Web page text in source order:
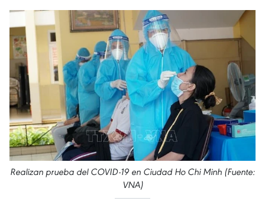
Realizan prueba del COVID-19 en Ciudad Ho Chi Minh (Fuente:
VNA)